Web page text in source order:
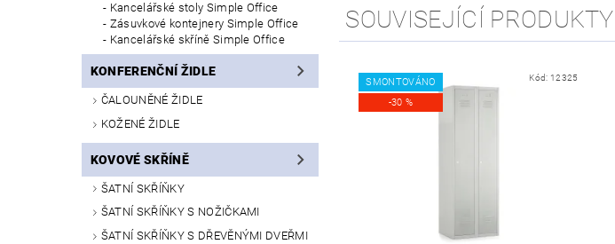
Kancelářské stoly Simple Office
Zásuvkové kontejnery Simple Office
Kancelářské skříně Simple Office
KONFERENČNÍ ŽIDLE
ČALOUNĚNÉ ŽIDLE
KOŽENÉ ŽIDLE
KOVOVÉ SKŘÍNĚ
ŠATNÍ SKŘÍŇKY
ŠATNÍ SKŘÍŇKY S NOŽIČKAMI
ŠATNÍ SKŘÍŇKY S DŘEVĚNÝMI DVEŘMI
SOUVISEJÍCÍ PRODUKTY
SMONTOVÁNO
-30 %
Kód: 12325